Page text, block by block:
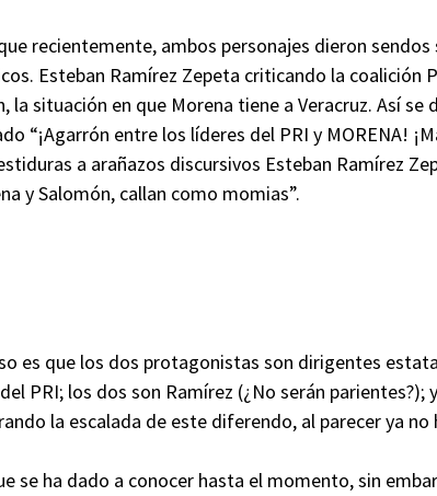
recientemente, ambos personajes dieron
Esteban Ramírez Zepeta criticando la coalición
la situación en que Morena tiene a Veracruz. Así se
“¡Agarrón entre los líderes del PRI y MORENA!
a arañazos discursivos Esteban Ramírez
y Salomón, callan como momias”.
es que los dos protagonistas son dirigentes
PRI; los dos son Ramírez (¿No serán parientes?);
la escalada de este diferendo, al parecer ya
se ha dado a conocer hasta el momento, sin